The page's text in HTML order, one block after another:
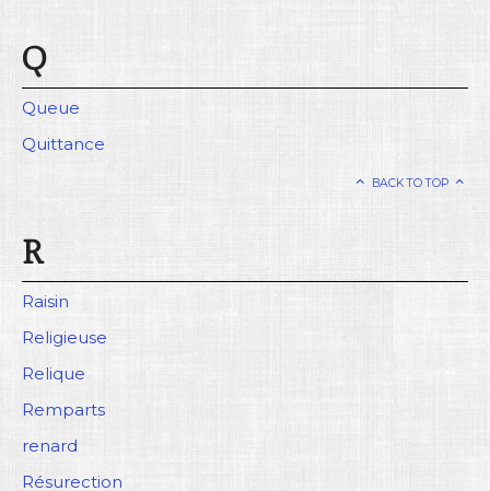
Q
Queue
Quittance
BACK TO TOP
R
Raisin
Religieuse
Relique
Remparts
renard
Résurection